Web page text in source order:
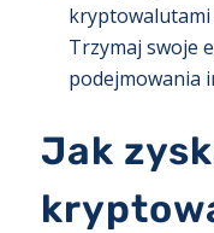
kryptowalutami
Trzymaj swoje
podejmowania
Jak